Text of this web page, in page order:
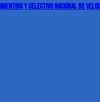
y Selectivo Nacional de